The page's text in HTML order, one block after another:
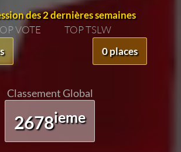
des 2 dernières semaines
VOTE
TOP TSLW
0 places
Classement Global
2678ieme